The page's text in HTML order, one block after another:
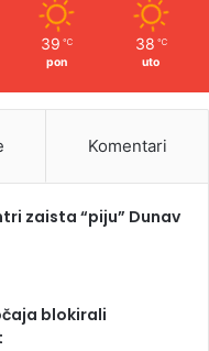
39 ℃
pon
38 ℃
uto
Komentari
zaista “piju” Dunav
blokirali